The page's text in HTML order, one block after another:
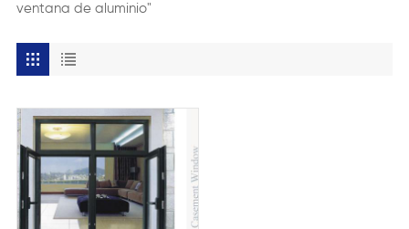
ventana de aluminio"